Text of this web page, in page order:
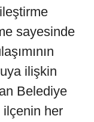
sayesinde
ilişkin
Belediye
ilçenin her